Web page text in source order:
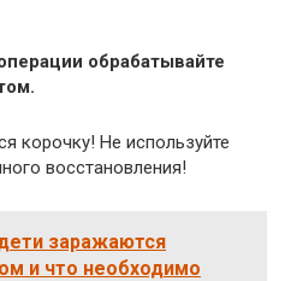
обрабатывайте
корочку! Не используйте
восстановления!
заражаются
и что необходимо